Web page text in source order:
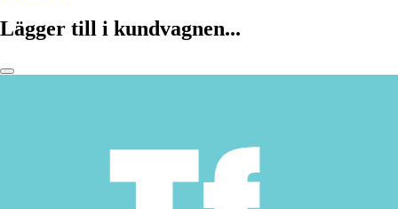
Lägger till i kundvagnen...